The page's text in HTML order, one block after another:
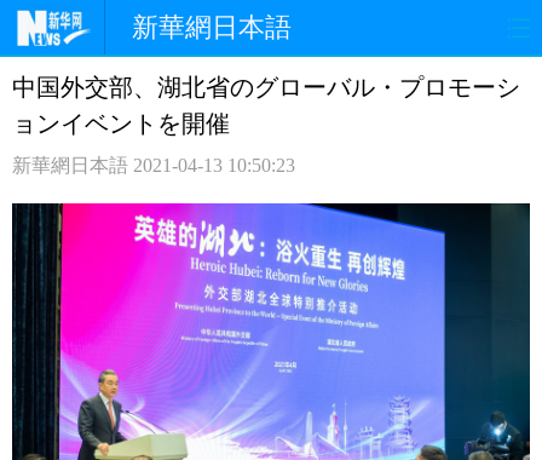
新華網日本語
ホームページ 政治 経済
中日対訳
中国外交部、湖北省のグローバル・プロモーシ
ョンイベントを開催
新華網日本語 2021-04-13 10:50:23